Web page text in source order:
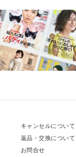
キャンセルについて
返品・交換について
お問合せ